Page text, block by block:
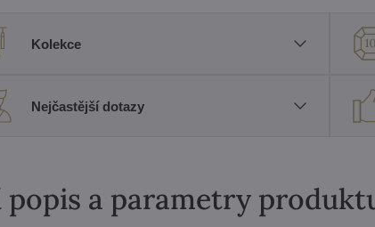
Kolekce
Nejčastější dotazy
a parametry